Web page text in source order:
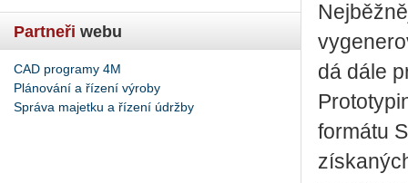
Partneři webu
CAD programy 4M
Plánování a řízení výroby
Správa majetku a řízení údržby
dá dále
formátu